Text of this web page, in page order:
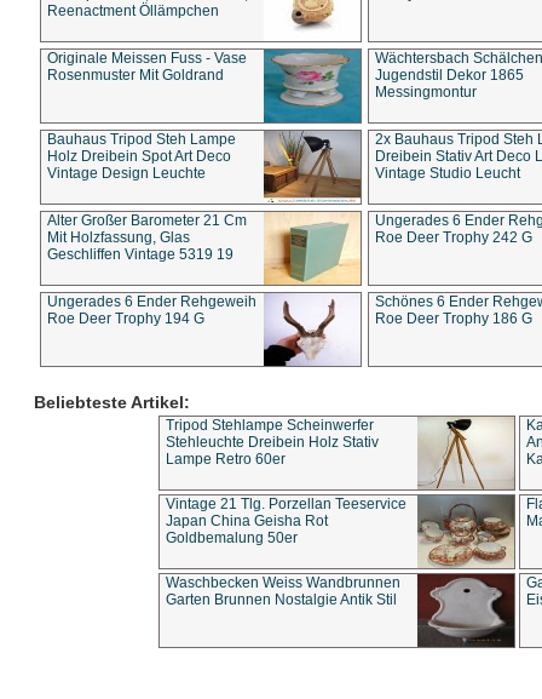
Reenactment Öllämpchen
Originale Meissen Fuss - Vase
Rosenmuster Mit Goldrand
Wächtersbach Schälchen
Jugendstil Dekor 1865
Messingmontur
Bauhaus Tripod Steh Lampe
Holz Dreibein Spot Art Deco
Vintage Design Leuchte
2x Bauhaus Tripod Steh
Dreibein Stativ Art Deco
Vintage Studio Leucht
Alter Großer Barometer 21 Cm
Mit Holzfassung, Glas
Geschliffen Vintage 5319 19
Ungerades 6 Ender
Roe Deer Trophy 242 G
Ungerades 6 Ender Rehgeweih
Roe Deer Trophy 194 G
Schönes 6 Ender
Roe Deer Trophy 186 G
Beliebteste Artikel:
Tripod Stehlampe Scheinwerfer
Stehleuchte Dreibein Holz Stativ
Lampe Retro 60er
Vintage 21 Tlg. Porzellan Teeservice
Japan China Geisha Rot
Goldbemalung 50er
Waschbecken Weiss Wandbrunnen
Garten Brunnen Nostalgie Antik Stil